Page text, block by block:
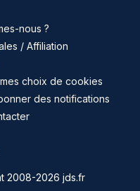
nous ?
/ Affiliation
choix de cookies
des notifications
2008-2026 jds.fr